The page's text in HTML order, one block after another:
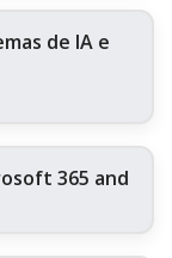
de IA e
365 and